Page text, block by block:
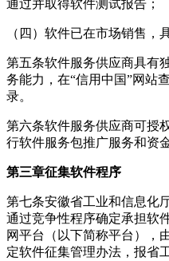
通过并取得软件测试报告；
（四）软件已在市场销售，
第五条软件服务供应商具有
务能力，在“信用中国”网站
录。
第六条软件服务供应商可授
行软件服务包推广服务和资
第三章征集软件程序
第七条安徽省工业和信息化
通过竞争性程序确定承担软
网平台（以下简称平台），
定软件征集管理办法，报省